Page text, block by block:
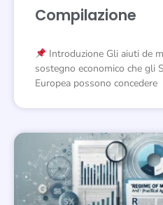
Compilazione
Introduzione Gli aiuti de
sostegno economico che gli
Europea possono concedere